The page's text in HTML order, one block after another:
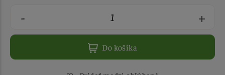
- +
Do košíka